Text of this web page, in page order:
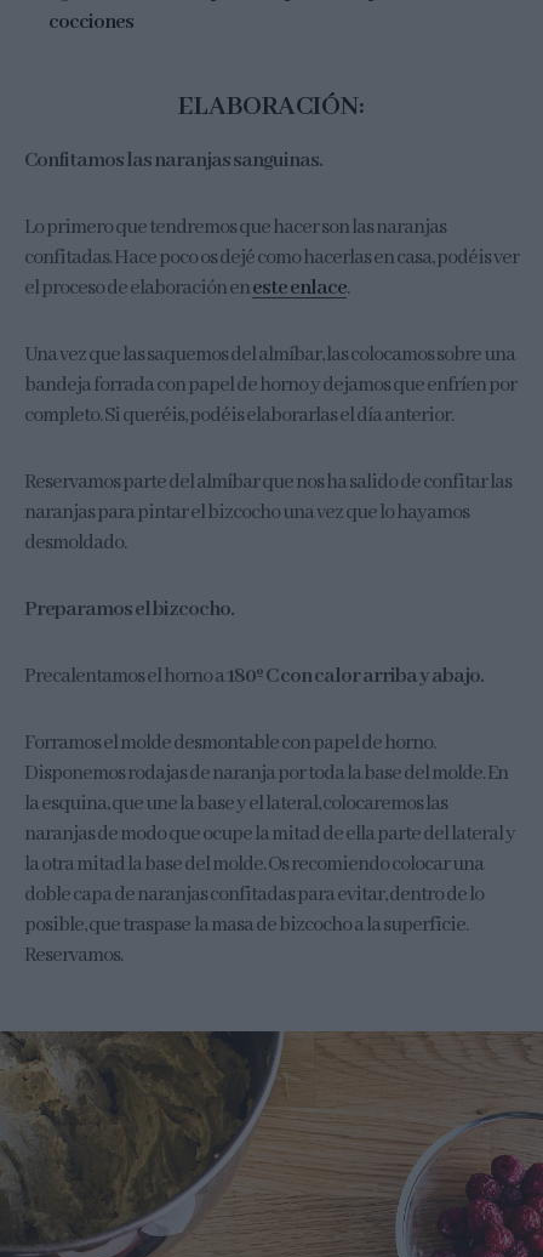
cocciones
ELABORACIÓN:
Confitamos las naranjas sanguinas.
Lo primero que tendremos que hacer son las naranjas
confitadas. Hace poco os dejé como hacerlas en casa, podéis ver
el proceso de elaboración eneste enlace.
Una vez que las saquemos del almíbar, las colocamos sobre una
bandeja forrada con papel de horno y dejamos que enfríen por
completo. Si queréis, podéis elaborarlas el día anterior.
Reservamos parte del almíbar que nos ha salido de confitar las
naranjas para pintar el bizcocho una vez que lo hayamos
desmoldado.
Preparamos el bizcocho.
Precalentamos el horno a180º C con calor arriba y abajo.
Forramos el molde desmontable con papel de horno.
Disponemos rodajas de naranja por toda la base del molde. En
la esquina, que une la base y el lateral, colocaremos las
naranjas de modo que ocupe la mitad de ella parte del lateral y
la otra mitad la base del molde. Os recomiendo colocar una
doble capa de naranjas confitadas para evitar, dentro de lo
posible, que traspase la masa de bizcocho a la superficie.
Reservamos.